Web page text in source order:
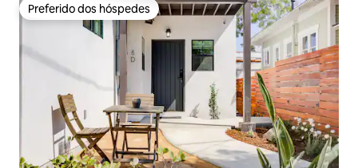
Preferido dos hóspedes
Preferido dos hóspedes